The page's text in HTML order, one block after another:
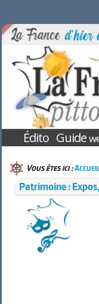
Édito Guide
Vous êtes ici :
Patrimoine :